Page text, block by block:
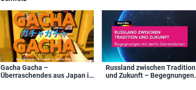
Gacha Gacha –
Überraschendes aus Japan im
Russland zwischen Tradition
und Zukunft – Begegnungen